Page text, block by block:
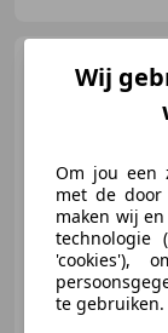
12/2019
Wij
Om jou een
met de door
maken wij
technologie
'cookies'),
te gebruiken.